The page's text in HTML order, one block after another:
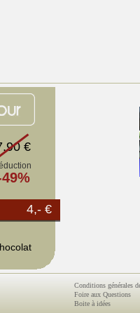
€
4,- €
Conditions générales
Foire aux Questions
Boite à idées